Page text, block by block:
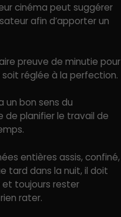
cinéma peut suggérer
afin d’apporter un
preuve de minutie pour
réglée à la perfection.
un bon sens du
planifier le travail de
entières assis, confiné,
tard dans la nuit, il doit
toujours rester
rater.